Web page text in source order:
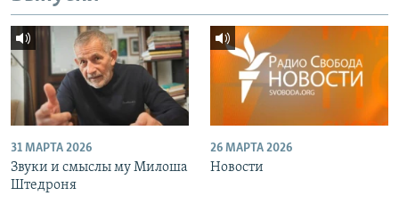
31 МАРТА 2026
Звуки и смыслы му Милоша
Штедроня
26 МАРТА 2026
Новости